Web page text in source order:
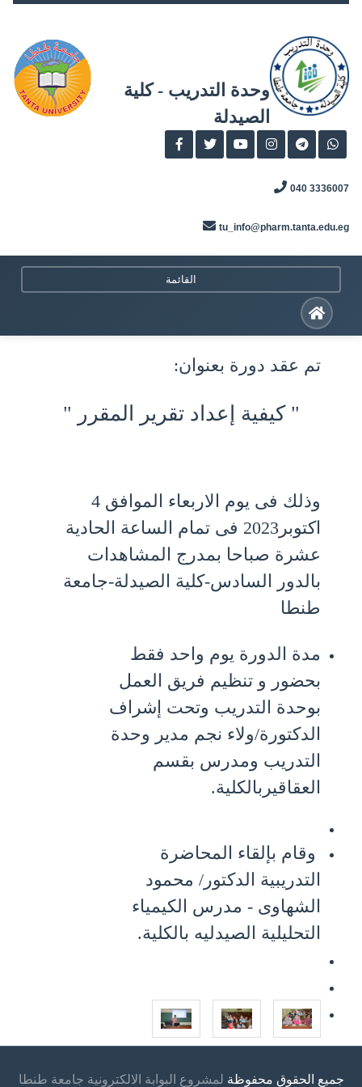
content
وحدة التدريب - كلية
الصيدلة
3336007 040
tu_info@pharm.tanta.edu.eg
القائمة
تم عقد دورة بعنوان:
"كيفية إعداد تقرير المقرر "
وذلك فى يوم الاربعاء الموافق 4
اكتوبر2023 فى تمام الساعة الحادية
عشرة صباحا بمدرج المشاهدات
بالدور السادس-كلية الصيدلة-جامعة
طنطا
مدة الدورة يوم واحد فقط
بحضور و تنظيم فريق العمل
بوحدة التدريب وتحت إشراف
الدكتورة/ولاء نجم مدير وحدة
التدريب ومدرس بقسم
العقاقيربالكلية.
وقام بإلقاء المحاضرة
التدريبية الدكتور/ محمود
الشهاوى - مدرس الكيمياء
التحليلية الصيدليه بالكلية.
جميع الحقوق محفوظة لمشروع البوابة الالكترونية جامعة طنطا